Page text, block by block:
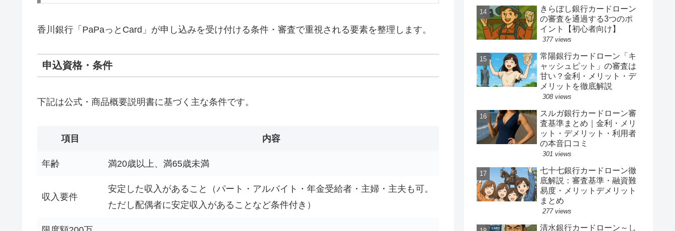
香川銀行「PaPaっとCard」が申し込みを受け付ける条件・審査で重視される要素を整理します。
申込資格・条件
下記は公式・商品概要説明書に基づく主な条件です。
項目 内容
年齢 満20歳以上、満65歳未満
収入要件
安定した収入があること（パート・アルバイト・年金受給者・主婦・主夫も可。
ただし配偶者に安定収入があることなど条件付き）
きらぼし銀行カードローン
の審査を通過する3つのポ
イント【初心者向け】
377 views
常陽銀行カードローン「キ
ャッシュピット」の審査は
甘い？金利・メリット・デ
メリットを徹底解説
308 views
スルガ銀行カードローン審
査基準まとめ｜金利・メリ
ット・デメリット・利用者
の本音口コミ
301 views
七十七銀行カードローン徹
底解説：審査基準・融資難
易度・メリットデメリット
まとめ
277 views
清水銀行カードローン～し